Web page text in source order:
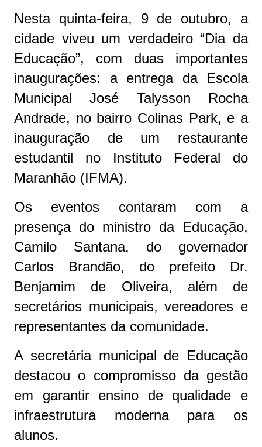
Nesta quinta-feira, 9 de outubro, a
cidade viveu um verdadeiro “Dia da
Educação”, com duas importantes
inaugurações: a entrega da Escola
Municipal José Talysson Rocha
Andrade, no bairro Colinas Park, e a
inauguração de um restaurante
estudantil no Instituto Federal do
Maranhão (IFMA).
Os eventos contaram com a
presença do ministro da Educação,
Camilo Santana, do governador
Carlos Brandão, do prefeito Dr.
Benjamim de Oliveira, além de
secretários municipais, vereadores e
representantes da comunidade.
A secretária municipal de Educação
destacou o compromisso da gestão
em garantir ensino de qualidade e
infraestrutura moderna para os
alunos.